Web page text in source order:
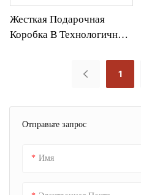
Отправьте запрос
Имя
Жесткая Подарочная
Коробка В Технологичном
Основанием Для
Packshion Packaging
1